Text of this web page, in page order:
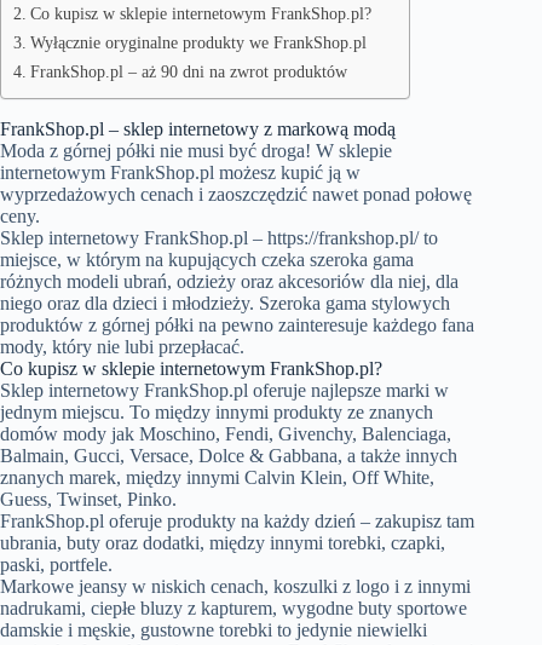
Co kupisz w sklepie internetowym FrankShop.pl?
Wyłącznie oryginalne produkty we FrankShop.pl
FrankShop.pl – aż 90 dni na zwrot produktów
FrankShop.pl – sklep internetowy z markową modą
Moda z górnej półki nie musi być droga! W sklepie
internetowym FrankShop.pl możesz kupić ją w
wyprzedażowych cenach i zaoszczędzić nawet ponad połowę
ceny.
Sklep internetowy FrankShop.pl – https://frankshop.pl/to
miejsce, w którym na kupujących czeka szeroka gama
różnych modeli ubrań, odzieży oraz akcesoriów dla niej, dla
niego oraz dla dzieci i młodzieży. Szeroka gama stylowych
produktów z górnej półki na pewno zainteresuje każdego fana
mody, który nie lubi przepłacać.
Co kupisz w sklepie internetowym FrankShop.pl?
Sklep internetowy FrankShop.pl oferuje najlepsze marki w
jednym miejscu. To między innymi produkty ze znanych
domów mody jak Moschino, Fendi, Givenchy, Balenciaga,
Balmain, Gucci, Versace, Dolce & Gabbana, a także innych
znanych marek, między innymi Calvin Klein, Off White,
Guess, Twinset, Pinko.
FrankShop.pl oferuje produkty na każdy dzień – zakupisz tam
ubrania, buty oraz dodatki, między innymi torebki, czapki,
paski, portfele.
Markowe jeansy w niskich cenach, koszulki z logo i z innymi
nadrukami, ciepłe bluzy z kapturem, wygodne buty sportowe
damskie i męskie, gustowne torebki to jedynie niewielki